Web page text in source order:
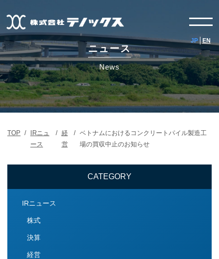
EN
JP
ニュース
News
TOP /
IRニュ
ース
/ 経
営
/ ベトナムにおけるコンクリートパイル製造工
場の買収中止のお知らせ
CATEGORY
IRニュース
株式
決算
経営